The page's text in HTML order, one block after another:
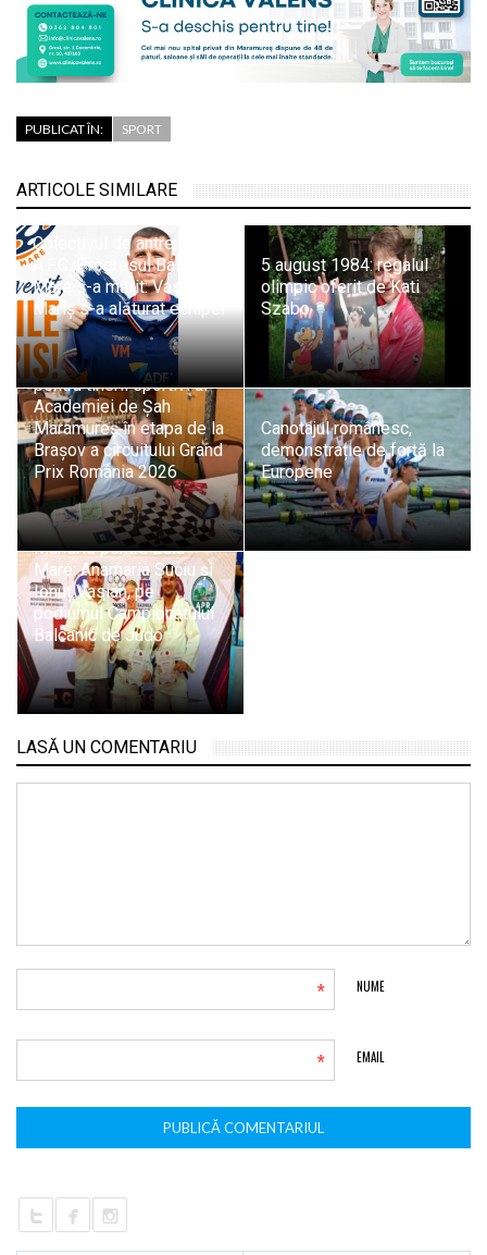
PUBLICAT ÎN: SPORT
ARTICOLE SIMILARE
Colectivul de antrenori al
A.F.C. Progresul Baia
Mare s-a mărit: Vasile
Mariș s-a alăturat echipei
5 august 1984: regalul
olimpic oferit de Kati
Szabo
Evoluții promițătoare
pentru tinerii sportivi ai
Academiei de Șah
Maramureș în etapa de la
Brașov a circuitului Grand
Prix România 2026
Canotajul românesc,
demonstrație de forță la
Europene
Mândrie pentru Baia
Mare: Anamaria Suciu și
Ionuț Vasian, pe
podiumul Campionatului
Balcanic de Judo
LASĂ UN COMENTARIU
NUME
*
EMAIL
*